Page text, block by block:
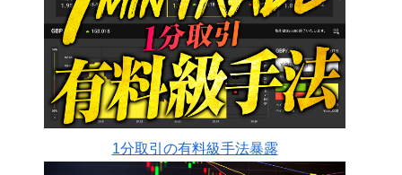
1分取引の有料級手法暴露